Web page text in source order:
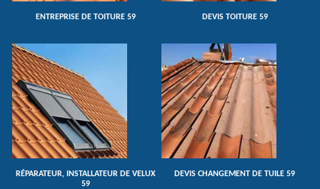
ENTREPRISE DE TOITURE 59 DEVIS TOITURE 59
RÉPARATEUR, INSTALLATEUR DE VELUX
59
DEVIS CHANGEMENT DE TUILE 59